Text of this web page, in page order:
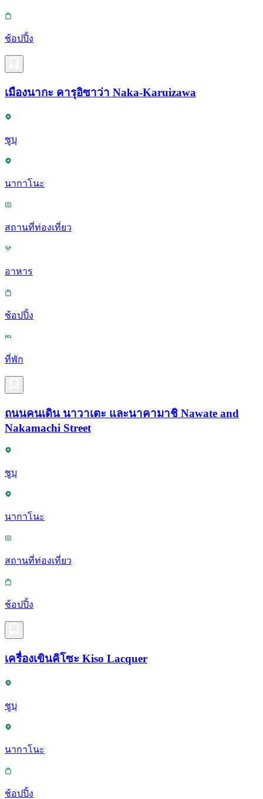
ช้อปปิ้ง
เมืองนากะ คารุอิซาว่า Naka-Karuizawa
ชูบุ
นากาโนะ
สถานที่ท่องเที่ยว
อาหาร
ช้อปปิ้ง
ที่พัก
ถนนคนเดิน นาวาเตะ และนาคามาชิ Nawate and
Nakamachi Street
ชูบุ
นากาโนะ
สถานที่ท่องเที่ยว
ช้อปปิ้ง
เครื่องเขินคิโซะ Kiso Lacquer
ชูบุ
นากาโนะ
ช้อปปิ้ง